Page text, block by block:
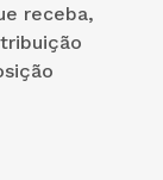
receba,